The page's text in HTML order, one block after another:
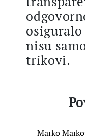
osiguralo
nisu
trikovi.
Marko